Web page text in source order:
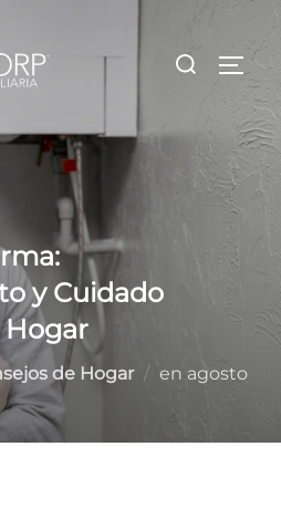
Buscar:
y Cuidado
Hogar
de Hogar en Publicado
agosto